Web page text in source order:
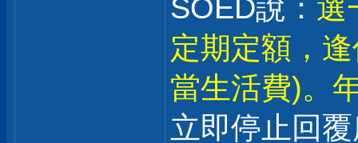
SOED說： 選
定期定額，
當生活費)。
立即停止回